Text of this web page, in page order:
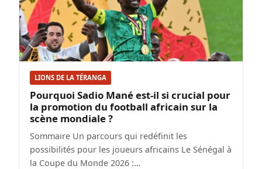
LIONS DE LA TÉRANGA
Pourquoi Sadio Mané est-il si crucial pour
la promotion du football africain sur la
scène mondiale ?
Sommaire Un parcours qui redéfinit les
possibilités pour les joueurs africains Le Sénégal à
la Coupe du Monde 2026 :…